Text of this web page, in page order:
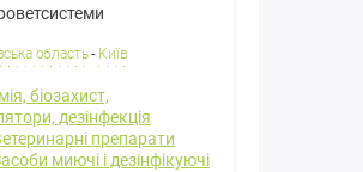
область- Київ
біозахист,
дезінфекція
препарати
миючі і дезінфікуючі